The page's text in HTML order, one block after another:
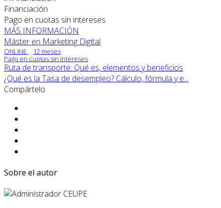
Financiación
Pago en cuotas sin intereses
MÁS INFORMACIÓN
Máster en Marketing Digital
ONLINE
12 meses
Pago en cuotas sin intereses
Ruta de transporte: Qué es, elementos y beneficios
¿Qué es la Tasa de desempleo? Cálculo, fórmula y e...
Compártelo
Sobre el autor